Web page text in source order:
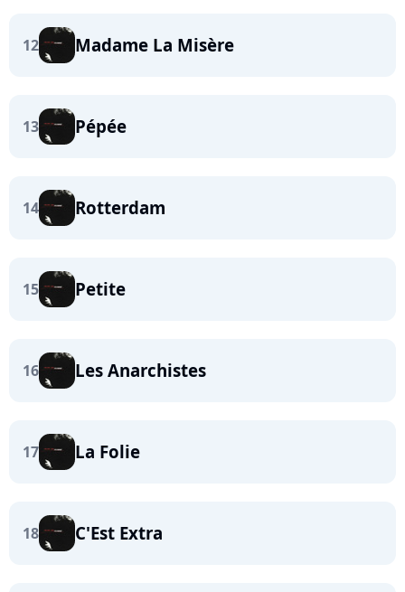
12 Madame La Misère
13 Pépée
14 Rotterdam
15 Petite
16 Les Anarchistes
17 La Folie
18 C'Est Extra